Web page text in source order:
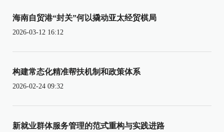
海南自贸港“封关”何以撬动亚太经贸棋局
2026-03-12 16:12
构建常态化精准帮扶机制和政策体系
2026-02-24 09:32
新就业群体服务管理的范式重构与实践进路